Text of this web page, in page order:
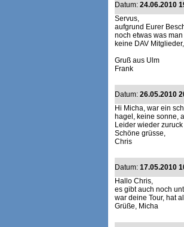
Datum: 24.06.2010
Servus,
aufgrund Eurer
noch etwas was
keine DAV
Gruß aus Ulm
Frank
Datum: 26.05.2010
Hi Micha, war ein
hagel, keine sonne,
Leider wieder
Schöne grüsse,
Chris
Datum: 17.05.2010
Hallo Chris,
es gibt auch noch
war deine Tour, hat
Grüße, Micha